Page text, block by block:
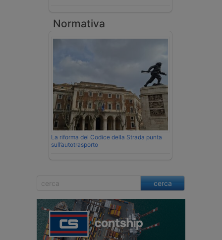
Normativa
La riforma del Codice della Strada punta
sull’autotrasporto
cerca